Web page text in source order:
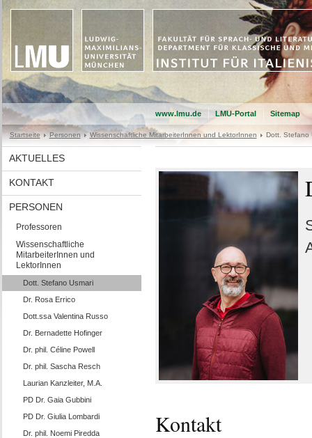
www.lmu.de LMU-Portal Sitemap
Startseite Personen Wissenschaftliche MitarbeiterInnen und LektorInnen Dott. Stefano
AKTUELLES
KONTAKT
PERSONEN
Professoren
Wissenschaftliche
MitarbeiterInnen und
LektorInnen
Dott. Stefano Usmari
Dr. Rosa Errico
Dott.ssa Valentina Russo
Dr. Bernadette Hofinger
Dr. phil. Céline Powell
Dr. phil. Sascha Resch
Laurian Kanzleiter, M.A.
PD Dr. Gaia Gubbini
PD Dr. Giulia Lombardi
Dr. phil. Noemi Piredda
Kontakt